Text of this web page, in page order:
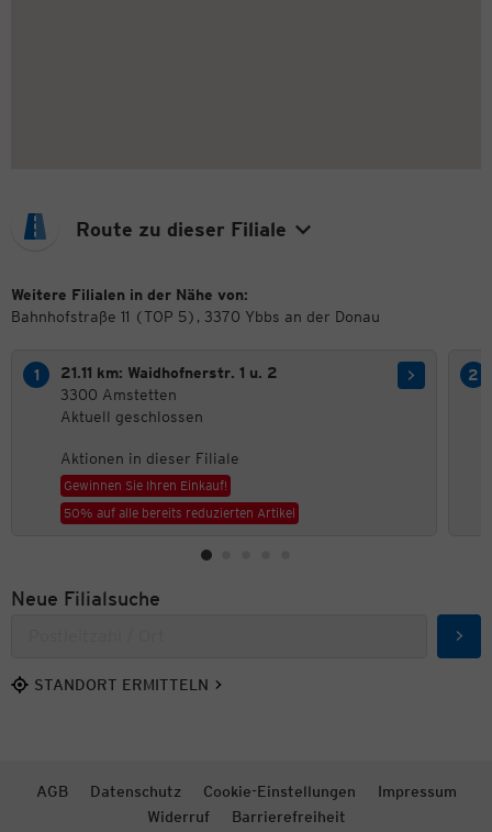
Route zu dieser Filiale
Weitere Filialen in der Nähe von:
Bahnhofstraße 11 (TOP 5), 3370 Ybbs an der Donau
21.11 km: Waidhofnerstr. 1 u. 2
3300 Amstetten
Aktuell geschlossen
Aktionen in dieser Filiale
Gewinnen Sie Ihren Einkauf!
50% auf alle bereits reduzierten Artikel
Neue Filialsuche
STANDORT ERMITTELN
AGB Datenschutz Cookie-Einstellungen
Impressum
Widerruf
Barrierefreiheit